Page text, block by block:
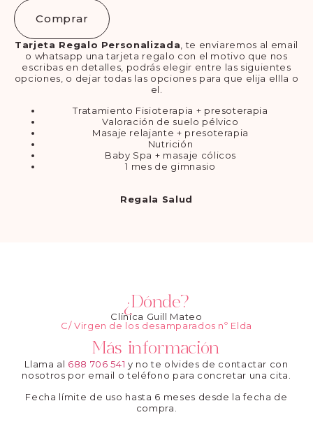
Comprar
Tarjeta Regalo Personalizada , te enviaremos al email
o whatsapp una tarjeta regalo con el motivo que nos
escribas en detalles, podrás elegir entre las siguientes
opciones, o dejar todas las opciones para que elija ellla o
el.
Tratamiento Fisioterapia + presoterapia
Valoración de suelo pélvico
Masaje relajante + presoterapia
Nutrición
Baby Spa + masaje cólicos
1 mes de gimnasio
Regala Salud
¿Dónde?
Clínica Guill Mateo
C/ Virgen de los desamparados nº Elda
Más información
Llama al 688 706 541 y no te olvides de contactar con
nosotros por email o teléfono para concretar una cita.
Fecha límite de uso hasta 6 meses desde la fecha de
compra.